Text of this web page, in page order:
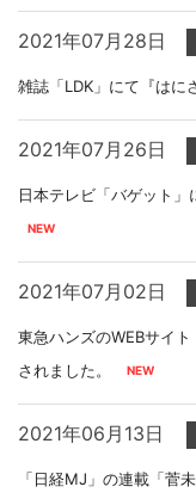
2021年07月28日
雑誌「LDK」にて『はに
2021年07月26日
日本テレビ「バゲット」
2021年07月02日
東急ハンズのWEBサイ
されました。
2021年06月13日
「日経MJ」の連載「菅